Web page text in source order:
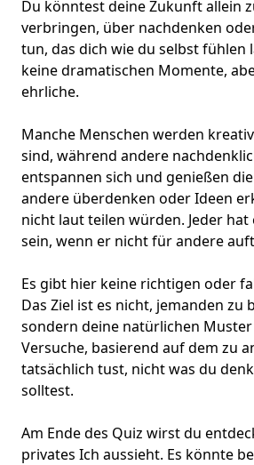
Du könntest deine Zukunftallein
verbringen, über nachdenken
tun, das dich wie du selbst fühlen
keine dramatischen Momente,
ehrliche.
Manche Menschen werden
sind, während andere
entspannen sich und genießen
andere überdenken oder Ideen
nicht laut teilen würden. Jeder hat
sein, wenn er nichtfür andere
Es gibt hier keine richtigen oder
Das Ziel ist es nicht, jemanden zu
sondern deine natürlichen Muster
Versuche, basierend auf dem zu
tatsächlich tust, nicht was du
solltest.
Am Ende des Quiz wirst du
privates Ich aussieht. Es könnte